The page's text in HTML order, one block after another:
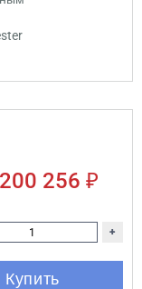
200 256 ₽
+
Купить